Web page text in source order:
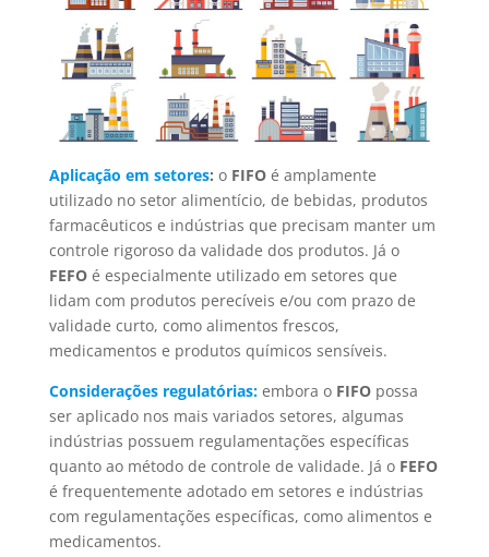
Aplicação em setores: o FIFO é amplamente
utilizado no setor alimentício, de bebidas, produtos
farmacêuticos e indústrias que precisam manter um
controle rigoroso da validade dos produtos. Já o
FEFO é especialmente utilizado em setores que
lidam com produtos perecíveis e/ou com prazo de
validade curto, como alimentos frescos,
medicamentos e produtos químicos sensíveis.
Considerações regulatórias: embora o FIFO possa
ser aplicado nos mais variados setores, algumas
indústrias possuem regulamentações específicas
quanto ao método de controle de validade. Já o FEFO
é frequentemente adotado em setores e indústrias
com regulamentações específicas, como alimentos e
medicamentos.